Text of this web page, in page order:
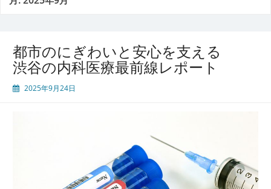
都市のにぎわいと安心を支える
渋谷の内科医療最前線レポート
2025年9月24日